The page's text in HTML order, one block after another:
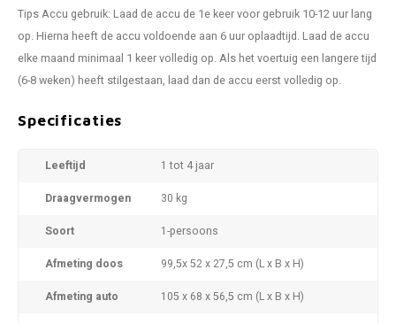
Tips Accu gebruik: Laad de accu de 1e keer voor gebruik 10-12 uur lang
op. Hierna heeft de accu voldoende aan 6 uur oplaadtijd. Laad de accu
elke maand minimaal 1 keer volledig op. Als het voertuig een langere tijd
(6-8 weken) heeft stilgestaan, laad dan de accu eerst volledig op.
Specificaties
Leeftijd 1 tot 4 jaar
Draagvermogen 30 kg
Soort 1-persoons
Afmeting doos 99,5x 52 x 27,5 cm (L x B x H)
Afmeting auto 105 x 68 x 56,5 cm (L x B x H)